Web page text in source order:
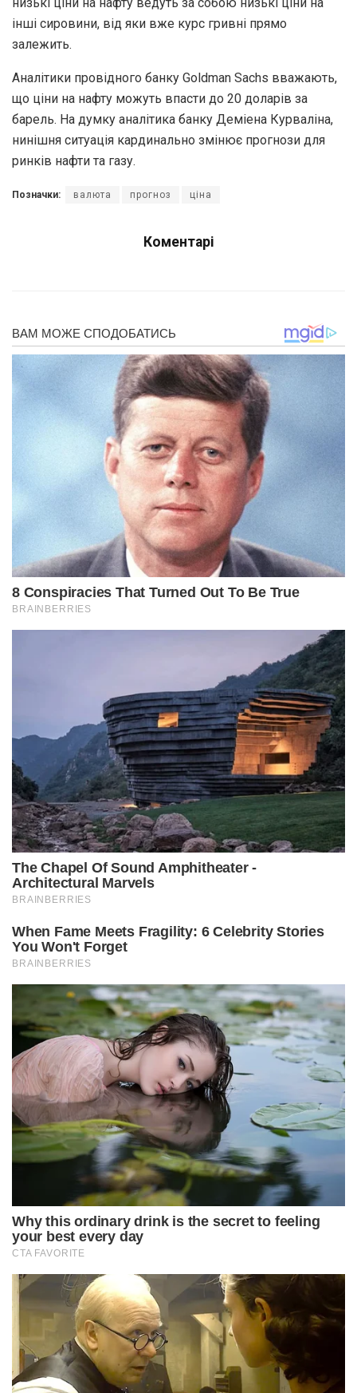
інші сировини, від яки вже курс гривні прямо
залежить.
Аналітики провідного банку Goldman Sachs вважають,
що ціни на нафту можуть впасти до 20 доларів за
барель. На думку аналітика банку Деміена Курваліна,
нинішня ситуація кардинально змінює прогнози для
ринків нафти та газу.
Позначки: валюта прогноз ціна
Коментарі